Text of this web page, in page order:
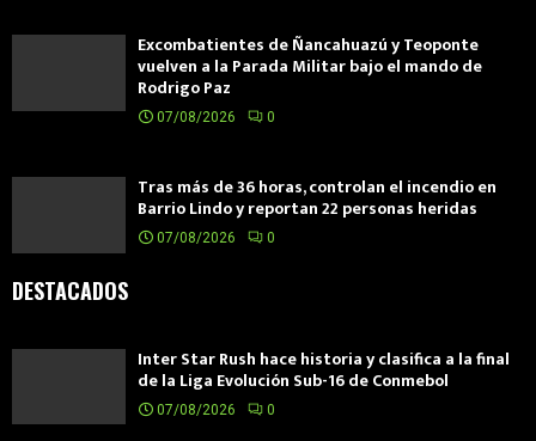
Excombatientes de Ñancahuazú y Teoponte
vuelven a la Parada Militar bajo el mando de
Rodrigo Paz
07/08/2026 0
Tras más de 36 horas, controlan el incendio en
Barrio Lindo y reportan 22 personas heridas
07/08/2026 0
DESTACADOS
Inter Star Rush hace historia y clasifica a la final
de la Liga Evolución Sub-16 de Conmebol
07/08/2026 0